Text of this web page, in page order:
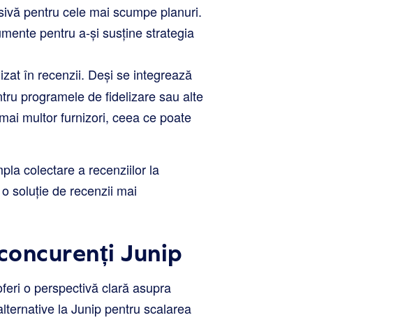
pentru cele mai scumpe planuri.
pentru a-și susține strategia
în recenzii. Deși se integrează
programele de fidelizare sau alte
multor furnizori, ceea ce poate
colectare a recenziilor la
soluție de recenzii mai
Junip
o perspectivă clară asupra
la Junip pentru scalarea